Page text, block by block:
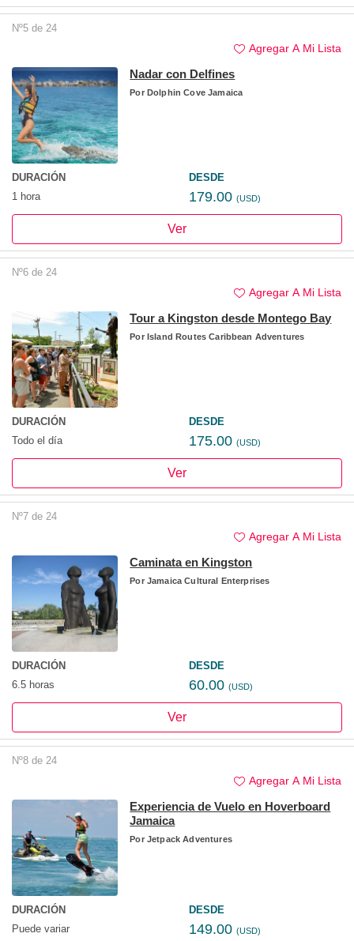
Nº5 de 24
Agregar A Mi Lista
Nadar con Delfines
PorDolphin Cove Jamaica
DURACIÓN
1 hora
DESDE
179.00 (USD)
Ver
Nº6 de 24
Agregar A Mi Lista
Tour a Kingston desde Montego Bay
PorIsland Routes Caribbean Adventures
DURACIÓN
Todo el día
DESDE
175.00 (USD)
Ver
Nº7 de 24
Agregar A Mi Lista
Caminata en Kingston
PorJamaica Cultural Enterprises
DURACIÓN
6.5 horas
DESDE
60.00 (USD)
Ver
Nº8 de 24
Agregar A Mi Lista
Experiencia de Vuelo en Hoverboard
Jamaica
PorJetpack Adventures
DURACIÓN
Puede variar
DESDE
149.00 (USD)